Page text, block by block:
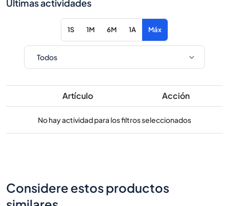
Últimas actividades
1S 1M 6M 1A Máx
Artículo Acción
No hay actividad para los filtros seleccionados
Considere estos productos